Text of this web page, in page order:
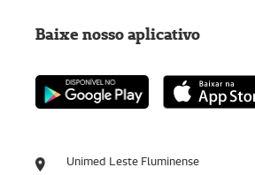
Unimed Leste Fluminense
Baixe nosso aplicativo